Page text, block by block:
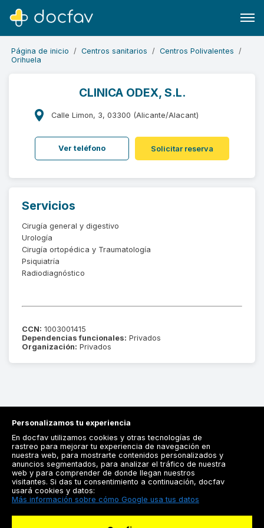
Página de inicio Centros sanitarios
Centros Polivalentes
Orihuela
CLINICA ODEX, S.L.
Calle Limon, 3, 03300 (Alicante/Alacant)
Ver teléfono Solicitar reserva
Servicios
Cirugía general y digestivo
Urología
Cirugía ortopédica y Traumatología
Psiquiatría
Radiodiagnóstico
CCN: 1003001415
Dependencias funcionales: Privados
Organización: Privados
Registrarse
Docfav
Personalizamos tu experiencia
En docfav utilizamos cookies y otras tecnologías de
rastreo para mejorar tu experiencia de navegación en
nuestra web, para mostrarte contenidos personalizados y
anuncios segmentados, para analizar el tráfico de nuestra
web y para comprender de donde llegan nuestros
visitantes. Si das tu consentimiento a continuación, docfav
usará cookies y datos:
Más información sobre cómo Google usa tus datos